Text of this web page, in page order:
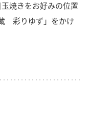
焼きをお好みの位置
彩りゆず」をかけ